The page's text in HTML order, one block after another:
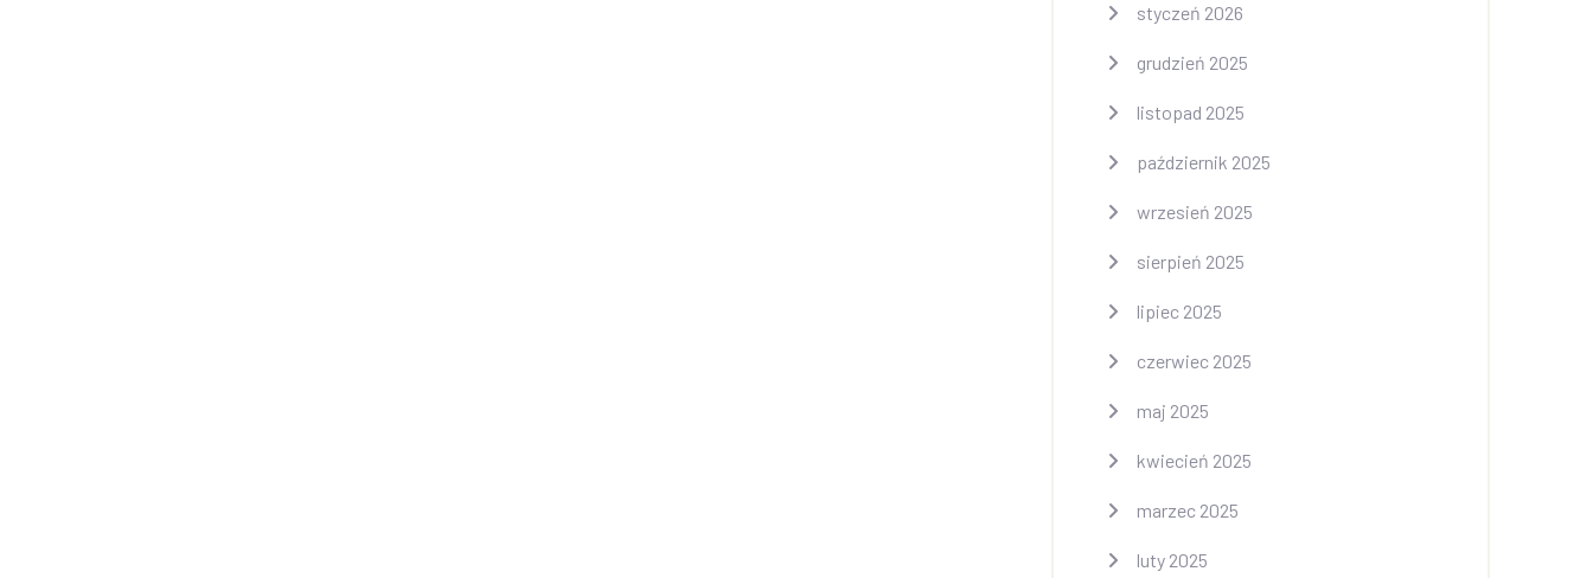
styczeń 2026
grudzień 2025
listopad 2025
październik 2025
wrzesień 2025
sierpień 2025
lipiec 2025
czerwiec 2025
maj 2025
kwiecień 2025
marzec 2025
luty 2025